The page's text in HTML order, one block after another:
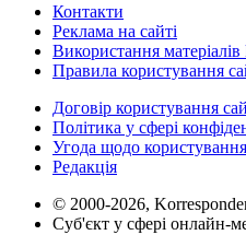
Контакти
Реклама на сайті
Використання
Правила користування
Договір користування
Політика у сфері
Угода щодо користування
Редакція
© 2000-2026,
Суб'єкт у сфері онлайн-